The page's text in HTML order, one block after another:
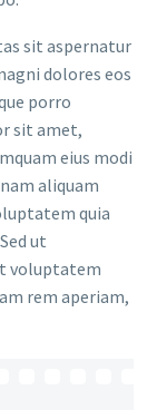
sit aspernatur
dolores eos
porro
sit amet,
eius modi
aliquam
quia
ut
voluptatem
rem aperiam,